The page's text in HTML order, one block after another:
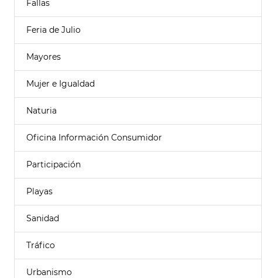
Fallas
Feria de Julio
Mayores
Mujer e Igualdad
Naturia
Oficina Información Consumidor
Participación
Playas
Sanidad
Tráfico
Urbanismo